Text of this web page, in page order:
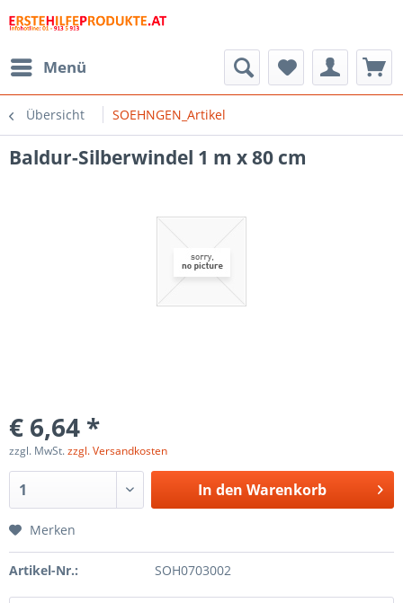
Menü
Übersicht SOEHNGEN_Artikel
Baldur-Silberwindel 1 m x 80 cm
€ 6,64 *
zzgl. MwSt.zzgl. Versandkosten
In den Warenkorb
Merken
Artikel-Nr.: SOH0703002